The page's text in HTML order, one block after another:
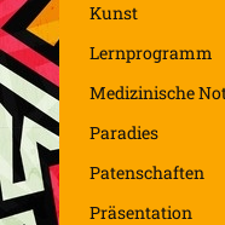
Kunst
Lernprogramm
Medizinische
Paradies
Patenschaften
Präsentation